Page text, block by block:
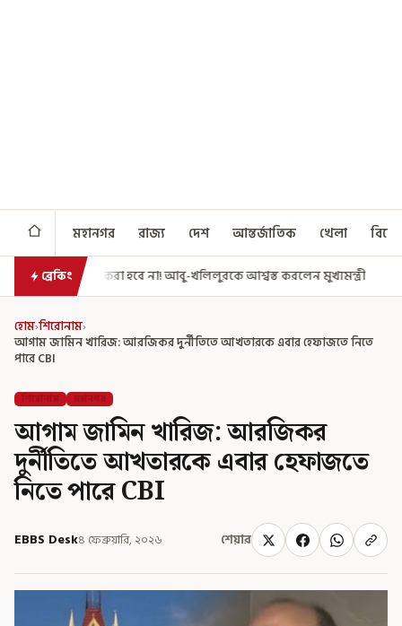
মহানগর রাজ্য দেশ আন্তর্জাতিক খেলা
ব্রেকিং
না! আবু-খলিলুরকে আশ্বস্ত করলেন মুখ্যমন্ত্রী এগিয়ে গেল আরও একধাপ,
হোম›শিরোনাম›
আগাম জামিন খারিজ: আরজিকর দুর্নীতিতে আখতারকে এবার হেফাজতে নিতে
পারে CBI
শিরোনাম মহানগর
আগাম জামিন খারিজ: আরজিকর
দুর্নীতিতে আখতারকে এবার হেফাজতে
নিতে পারে CBI
EBBS Desk৪ ফেব্রুয়ারি, ২০২৬ শেয়ার